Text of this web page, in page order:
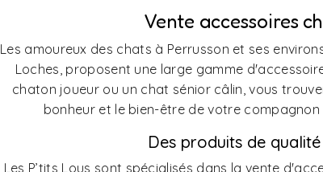
Vente accessoires
Les amoureux des chats à Perrusson et ses
Loches, proposent une large gamme
chaton joueur ou un chat sénior câlin, vous
bonheur et le bien-être de votre compagnon
Des produits de
Les P’tits Lous sont spécialisés dans la vente